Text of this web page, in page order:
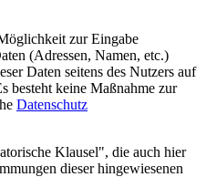
zur Eingabe
(Adressen, Namen, etc.)
Daten seitens des Nutzers auf
besteht keine Maßnahme zur
Datenschutz
Klausel", die auch hier
dieser hingewiesenen